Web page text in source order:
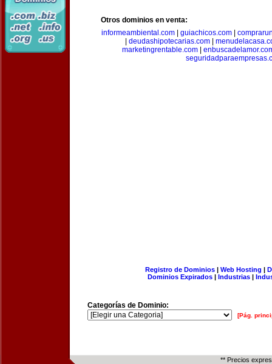
Otros dominios en venta:
informeambiental.com
guiachicos.com
deudashipotecarias.com|
marketingrentable.com|
Registro de Dominios| Web Hosting |
Dominios Expirados | Industrias |
Categorías de Dominio:
[Pág.
** Precios